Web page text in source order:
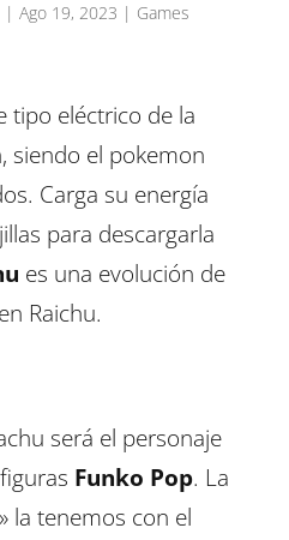
| Ago 19, 2023 | Games
tipo eléctrico de la
siendo el pokemon
Carga su energía
para descargarla
es una evolución de
Raichu.
será el personaje
Funko Pop. La
la tenemos con el